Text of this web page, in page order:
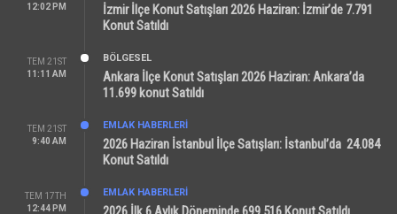
12:02 PM
İzmir İlçe Konut Satışları 2026 Haziran: İzmir’de 7.791
Konut Satıldı
TEM 21ST
11:11 AM
BÖLGESEL
Ankara İlçe Konut Satışları 2026 Haziran: Ankara’da
11.699 konut Satıldı
TEM 21ST
9:40 AM
EMLAK HABERLERI
2026 Haziran İstanbul İlçe Satışları: İstanbul’da 24.084
Konut Satıldı
TEM 17TH
12:44 PM
EMLAK HABERLERI